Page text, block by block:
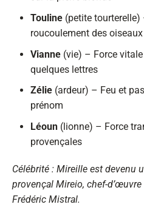
Touline (petite
roucoulement des
Vianne (vie) – Force
quelques lettres
Zélie (ardeur) – Feu et
prénom
Léoun (lionne) – Force
provençales
Célébrité : Mireille est devenu
provençal Mireio, chef-
Frédéric Mistral.